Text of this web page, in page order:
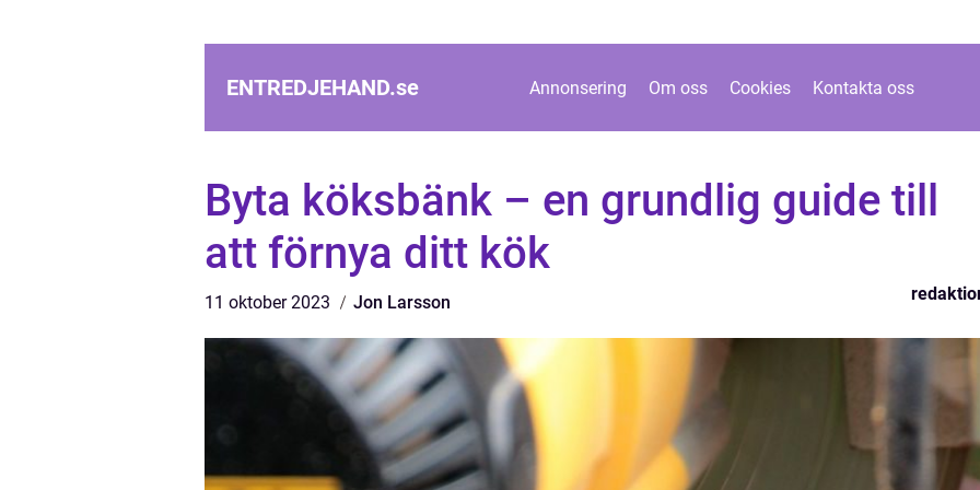
ENTREDJEHAND.se Annonsering Om oss Cookies Kontakta oss
Byta köksbänk – en grundlig guide till
att förnya ditt kök
11 oktober 2023 Jon Larsson